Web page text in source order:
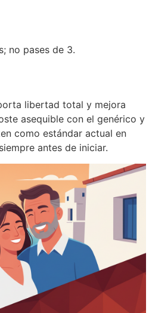
no pases de 3.
libertad total y mejora
asequible con el genérico y
como estándar actual en
antes de iniciar.